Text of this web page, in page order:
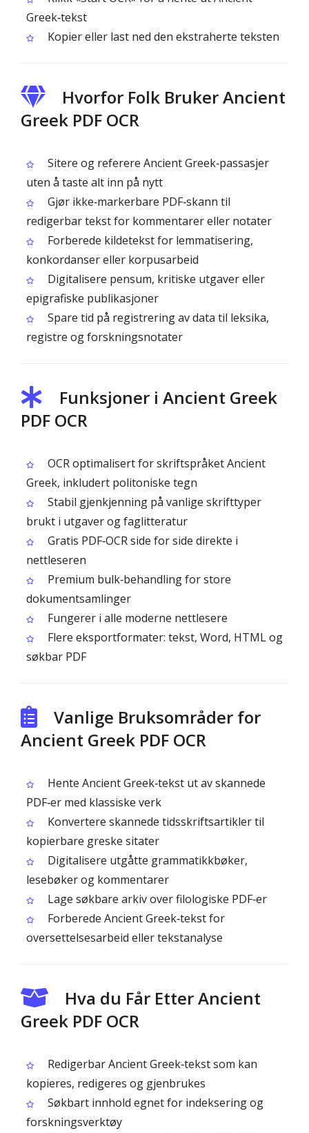
Greek‑tekst
Kopier eller last ned den ekstraherte teksten
Hvorfor Folk Bruker Ancient
Greek PDF OCR
Sitere og referere Ancient Greek‑passasjer
uten å taste alt inn på nytt
Gjør ikke‑markerbare PDF‑skann til
redigerbar tekst for kommentarer eller notater
Forberede kildetekst for lemmatisering,
konkordanser eller korpusarbeid
Digitalisere pensum, kritiske utgaver eller
epigrafiske publikasjoner
Spare tid på registrering av data til leksika,
registre og forskningsnotater
Funksjoner i Ancient Greek
PDF OCR
OCR optimalisert for skriftspråket Ancient
Greek, inkludert politoniske tegn
Stabil gjenkjenning på vanlige skrifttyper
brukt i utgaver og faglitteratur
Gratis PDF‑OCR side for side direkte i
nettleseren
Premium bulk‑behandling for store
dokumentsamlinger
Fungerer i alle moderne nettlesere
Flere eksportformater: tekst, Word, HTML og
søkbar PDF
Vanlige Bruksområder for
Ancient Greek PDF OCR
Hente Ancient Greek‑tekst ut av skannede
PDF‑er med klassiske verk
Konvertere skannede tidsskriftsartikler til
kopierbare greske sitater
Digitalisere utgåtte grammatikkbøker,
lesebøker og kommentarer
Lage søkbare arkiv over filologiske PDF‑er
Forberede Ancient Greek‑tekst for
oversettelsesarbeid eller tekstanalyse
Hva du Får Etter Ancient
Greek PDF OCR
Redigerbar Ancient Greek‑tekst som kan
kopieres, redigeres og gjenbrukes
Søkbart innhold egnet for indeksering og
forskningsverktøy